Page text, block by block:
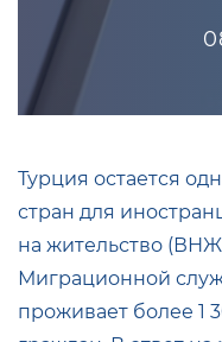
Турция остается
стран для
на жительство
Миграционной
проживает более 1